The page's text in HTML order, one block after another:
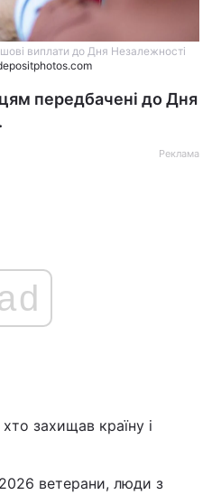
виплати до Дня Незалежності
передбачені до Дня
Реклама
захищав країну і
ветерани, люди з